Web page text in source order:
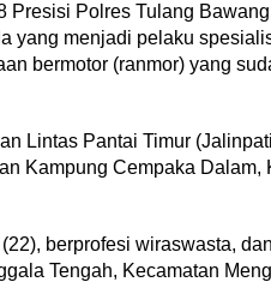
Presisi Polres Tulang
yang menjadi pelaku
bermotor (ranmor) yang
Lintas Pantai Timur
Kampung Cempaka Dalam,
berprofesi wiraswasta,
Tengah, Kecamatan